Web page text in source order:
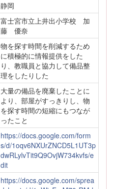
静岡
富士宮市立上井出小学校 加
藤 優奈
物を探す時間を削減するため
に積極的に情報提供をした
り、教職員と協力して備品整
理をしたりした
大量の備品を廃棄したことに
より、部屋がすっきりし、物
を探す時間の短縮にもつなが
ったこと
https://docs.google.com/form
s/d/1oqv6NXUrZNCD5L1UT3p
dwRLylvTit9Q9OvjW734kvfs/e
dit
https://docs.google.com/sprea